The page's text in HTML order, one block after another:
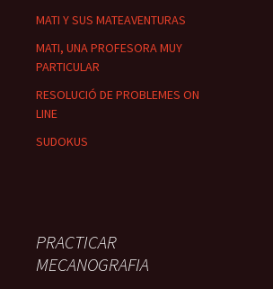
MATI Y SUS MATEAVENTURAS
MATI, UNA PROFESORA MUY
PARTICULAR
RESOLUCIÓ DE PROBLEMES ON
LINE
SUDOKUS
PRACTICAR
MECANOGRAFIA